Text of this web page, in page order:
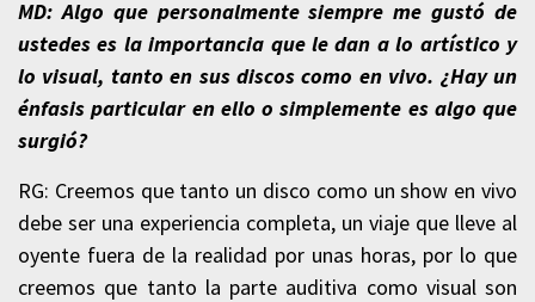
MD: Algo que personalmente siempre me gustó de
ustedes es la importancia que le dan a lo artístico y
lo visual, tanto en sus discos como en vivo. ¿Hay un
énfasis particular en ello o simplemente es algo que
surgió?
RG: Creemos que tanto un disco como un show en vivo
debe ser una experiencia completa, un viaje que lleve al
oyente fuera de la realidad por unas horas, por lo que
creemos que tanto la parte auditiva como visual son